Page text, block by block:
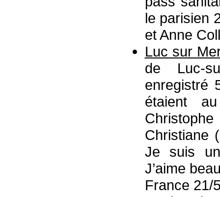
le parisien
et Anne
Luc sur
de Luc-
enregistré
étaient
Christiane
Je suis
J’aime
France 21/